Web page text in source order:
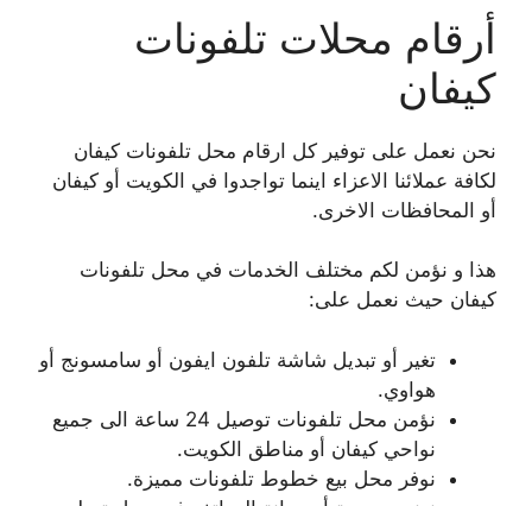
أرقام محلات تلفونات
كيفان
نحن نعمل على توفير كل ارقام محل تلفونات كيفان
لكافة عملائنا الاعزاء اينما تواجدوا في الكويت أو كيفان
أو المحافظات الاخرى.
هذا و نؤمن لكم مختلف الخدمات في محل تلفونات
كيفان حيث نعمل على:
تغير أو تبديل شاشة تلفون ايفون أو سامسونج أو
هواوي.
نؤمن محل تلفونات توصيل 24 ساعة الى جميع
نواحي كيفان أو مناطق الكويت.
نوفر محل بيع خطوط تلفونات مميزة.